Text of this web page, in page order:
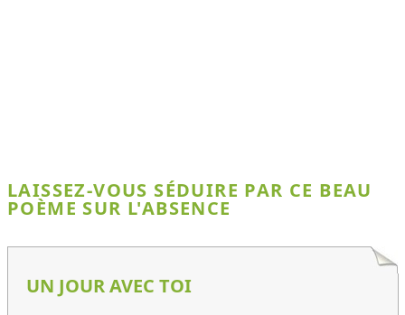
LAISSEZ-VOUS SÉDUIRE PAR CE BEAU
POÈME SUR L'ABSENCE
UN JOUR AVEC TOI